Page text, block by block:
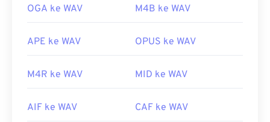
OGA ke WAV M4B ke WAV
APE ke WAV OPUS ke WAV
M4R ke WAV MID ke WAV
AIF ke WAV CAF ke WAV